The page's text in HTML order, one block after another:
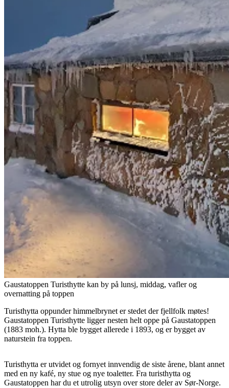
Gaustatoppen Turisthytte kan by på lunsj, middag, vafler og
overnatting på toppen
Turisthytta oppunder himmelbrynet er stedet der fjellfolk møtes!
Gaustatoppen Turisthytte ligger nesten helt oppe på Gaustatoppen
(1883 moh.). Hytta ble bygget allerede i 1893, og er bygget av
naturstein fra toppen.
Turisthytta er utvidet og fornyet innvendig de siste årene, blant annet
med en ny kafé, ny stue og nye toaletter. Fra turisthytta og
Gaustatoppen har du et utrolig utsyn over store deler av Sør-Norge.